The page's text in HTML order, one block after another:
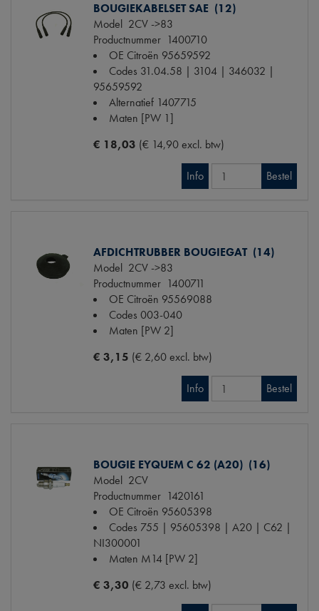
BOUGIEKABELSET SAE (12)
Model 2CV ->83
Productnummer 1400710
OE Citroën 95659592
Codes 31.04.58 | 3104 | 346032 |
95659592
Alternatief 1407715
Maten [PW 1]
€ 18,03 (€ 14,90 excl. btw)
Info Bestel
AFDICHTRUBBER BOUGIEGAT (14)
Model 2CV ->83
Productnummer 1400711
OE Citroën 95569088
Codes 003-040
Maten [PW 2]
€ 3,15 (€ 2,60 excl. btw)
Info Bestel
BOUGIE EYQUEM C 62 (A20) (16)
Model 2CV
Productnummer 1420161
OE Citroën 95605398
Codes 755 | 95605398 | A20 | C62 |
NI300001
Maten M14 [PW 2]
€ 3,30 (€ 2,73 excl. btw)